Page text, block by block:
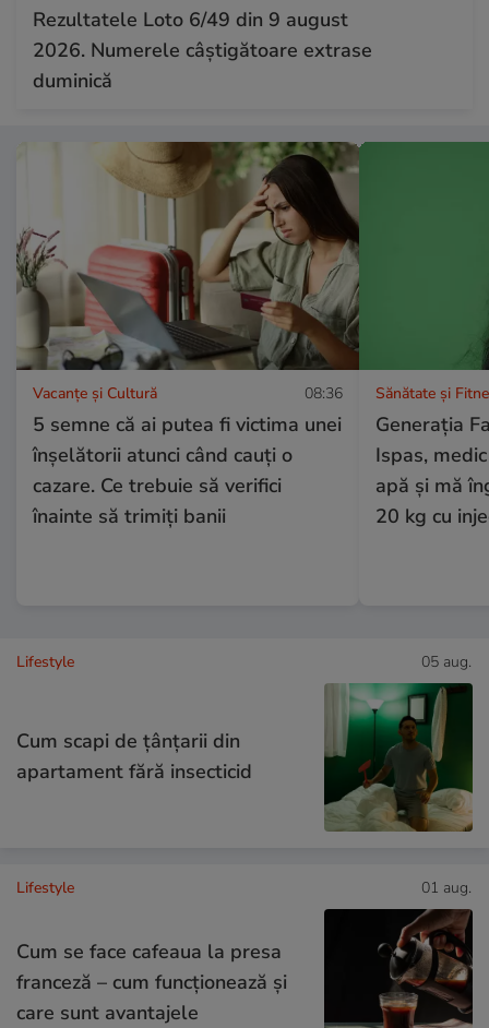
Rezultatele Loto 6/49 din 9 august
2026. Numerele câștigătoare extrase
duminică
Vacanțe și Cultură 08:36
5 semne că ai putea fi victima unei
înșelătorii atunci când cauți o
cazare. Ce trebuie să verifici
înainte să trimiți banii
Sănătate și
Generația
Ispas,
apă și mă
20 kg cu
Lifestyle 05 aug.
Cum scapi de țânțarii din
apartament fără insecticid
Lifestyle 01 aug.
Cum se face cafeaua la presa
franceză – cum funcționează și
care sunt avantajele